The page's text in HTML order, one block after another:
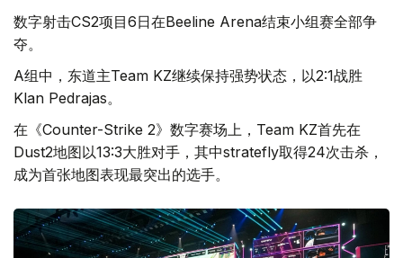
数字射击CS2项目6日在Beeline Arena结束小组赛全部争
夺。
A组中，东道主Team KZ继续保持强势状态，以2:1战胜
Klan Pedrajas。
在《Counter-Strike 2》数字赛场上，Team KZ首先在
Dust2地图以13:3大胜对手，其中stratefly取得24次击杀，
成为首张地图表现最突出的选手。